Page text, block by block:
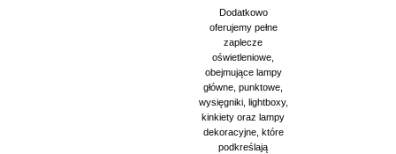
Dodatkowo
oferujemy pełne
zaplecze
oświetleniowe,
obejmujące lampy
główne, punktowe,
wysięgniki, lightboxy,
kinkiety oraz lampy
dekoracyjne, które
podkreślają